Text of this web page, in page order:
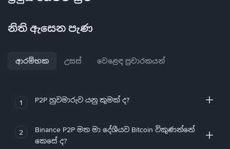
නිති ඇසෙන පැණ
ආරම්භක උසස් වෙළෙඳ ප්‍රචාරකයන්
1 P2P හුවමාරුව යනු කුමක් ද?
2
Binance P2P මත මා දේශීයව Bitcoin විකුණන්නේ
කෙසේ ද?